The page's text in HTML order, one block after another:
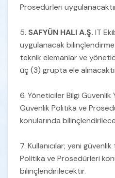
Bilgi Koruma Politikası
Kabul Edilebilir Kullanım
KVKK Çerez Politikası
Prosedürleri
5. SAFYÜN HALI A.Ş. IT
uygulanacak bilinçlendirme
teknik elemanlar ve
üç (3) grupta ele
6. Yöneticiler Bilgi Güvenlik
Güvenlik Politika ve
konularında
7. Kullanıcılar; yeni
Politika ve Prosedürleri
bilinçlendirilecektir.